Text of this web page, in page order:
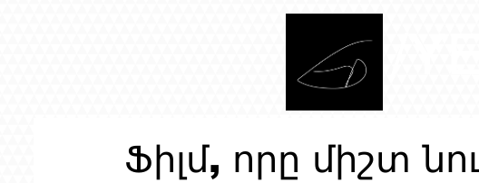
Ֆիլմ, որը միշտ